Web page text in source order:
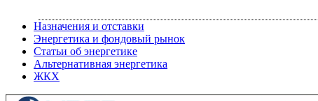
Назначения и отставки
Энергетика и фондовый рынок
Статьи об энергетике
Альтернативная энергетика
ЖКХ